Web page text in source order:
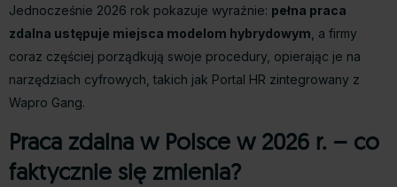
Jednocześnie 2026 rok pokazuje wyraźnie: pełna praca
zdalna ustępuje miejsca modelom hybrydowym , a firmy
coraz częściej porządkują swoje procedury, opierając je na
narzędziach cyfrowych, takich jak Portal HR zintegrowany z
Wapro Gang.
Praca zdalna w Polsce w 2026 r. – co
faktycznie się zmienia?